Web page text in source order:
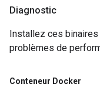
Diagnostic
Installez ces
problèmes de
Conteneur Docker